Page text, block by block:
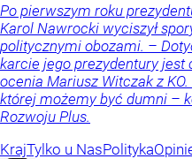
Po pierwszym roku
Karol Nawrocki wyciszył
politycznymi obozami. –
karcie jego prezydentury jest
ocenia Mariusz Witczak z
której możemy być dumni –
Rozwoju Plus.
KrajTylko u NasPolityka